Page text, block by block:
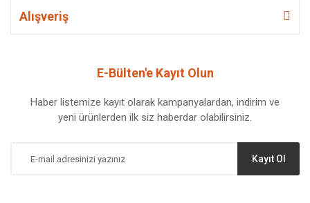
Alışveriş
E-Bülten'e Kayıt Olun
Haber listemize kayıt olarak kampanyalardan, indirim ve
yeni ürünlerden ilk siz haberdar olabilirsiniz.
Kayıt Ol